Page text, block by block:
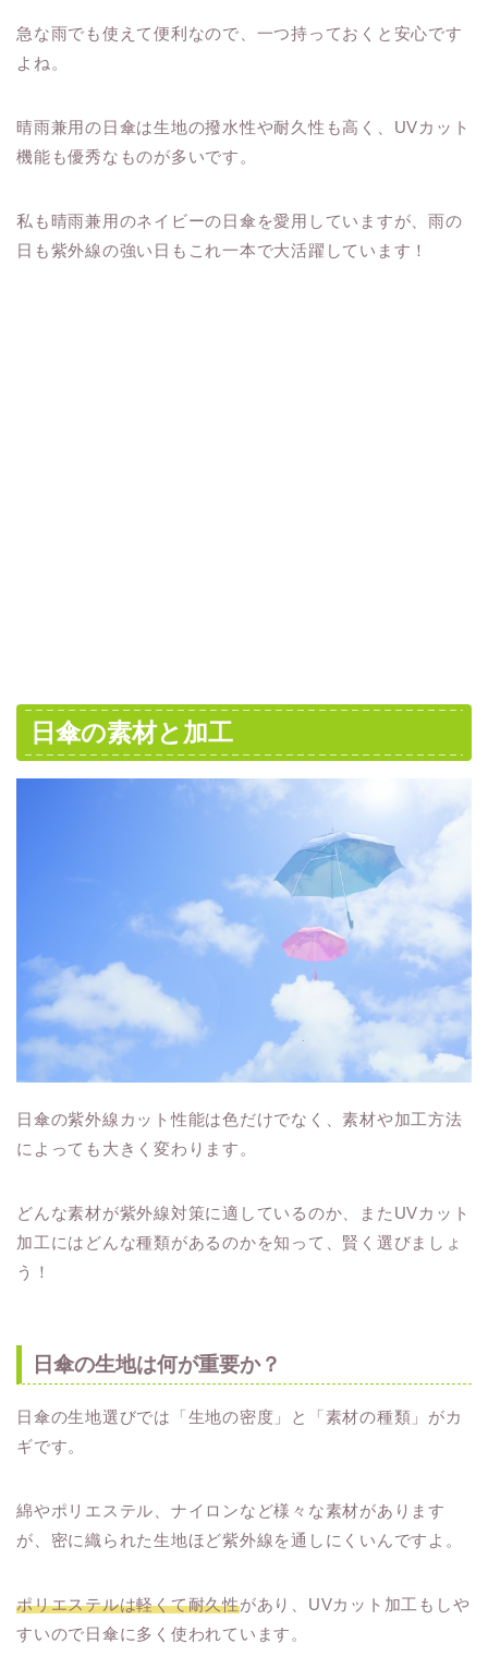
急な雨でも使えて便利なので、一つ持っておくと安心です
よね。
晴雨兼用の日傘は生地の撥水性や耐久性も高く、UVカット
機能も優秀なものが多いです。
私も晴雨兼用のネイビーの日傘を愛用していますが、雨の
日も紫外線の強い日もこれ一本で大活躍しています！
日傘の素材と加工
日傘の紫外線カット性能は色だけでなく、素材や加工方法
によっても大きく変わります。
どんな素材が紫外線対策に適しているのか、またUVカット
加工にはどんな種類があるのかを知って、賢く選びましょ
う！
日傘の生地は何が重要か？
日傘の生地選びでは「生地の密度」と「素材の種類」がカ
ギです。
綿やポリエステル、ナイロンなど様々な素材があります
が、密に織られた生地ほど紫外線を通しにくいんですよ。
ポリエステルは軽くて耐久性があり、UVカット加工もしや
すいので日傘に多く使われています。